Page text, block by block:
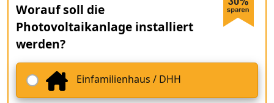
Worauf soll die
Photovoltaikanlage installiert
werden?
Einfamilienhaus / DHH